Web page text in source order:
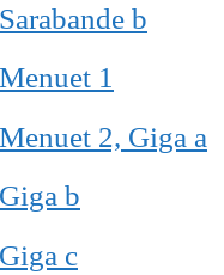
b
1
2, Giga a
b
c